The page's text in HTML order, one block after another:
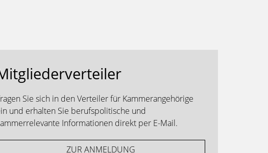
Sie sich in den Verteiler für Kammerangehörige
und erhalten Sie berufspolitische und
Informationen direkt per E-Mail.
ZUR ANMELDUNG